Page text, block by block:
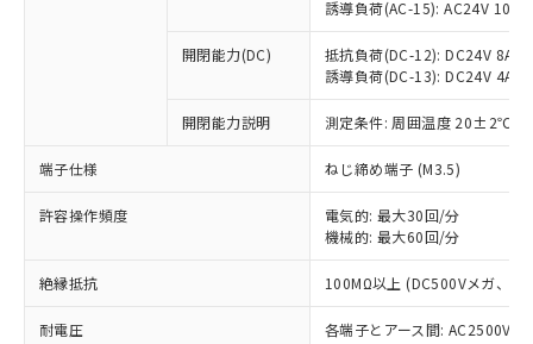
誘導負荷(AC-15): AC24V
開閉能力(DC)
抵抗負荷(DC-12): DC24V 8A/
誘導負荷(DC-13): DC24V 4A/
開閉能力説明 測定条件: 周囲温度 20±2℃、
端子仕様 ねじ締め端子 (M3.5)
許容操作頻度
電気的: 最大30回/分
機械的: 最大60回/分
絶縁抵抗 100MΩ以上 (DC500Vメガ、点
耐電圧
各端子とアース間: AC2500V
本サービスは、当社制御機器事業取扱
商品の当社在庫状況および標準価格
(税抜)を提供させていただくもので
当社制御機器事業取扱商品の中には、
本サービスの対象外となる商品もある
ことをご了承ください。
在庫状況および標準価格照会結果は、
記載している更新日時点での社内デー
タに基づき作成されるものであり、閲
覧された時点での実際の在庫および標
準価格とは異なる場合があることをご
調査・確認中：EU RoHS指令（10物質）の
非含有の対応状況を調査中または確認中の
非該当品：ライセンス料など無形物で、有
害物質有無と関係のない商品です。
仕入先様の事情により、非含有部品として
いたものが、含有品と判明した場合などや
むを得ず変更することがあります。
*EU RoHS指令（10物質）：
鉛(Pb) 1000ppm以下、 水銀(Hg) 1000ppm以下、 カド
六価クロム(Cr(Ⅵ)) 1000ppm以下、ポリ臭化ビフェニル
※1 中国RoHS○×表
「○」：最大均質材料含有率が中国RoHSの
基準値以下であることを示します。
「×」：最大均質材料含有率が中国RoHSの
基準値を超えていることを示します。
「－」：未確認です。当社販売部門へお問
*中国RoHS10物質の基準値 (GB/T26572)：
当社は、これら貴社製品のうち、外国
為替および外国貿易法に定める商品
（以下｢規制貨物等」という）を輸出
または国外への提供する場合は、日本
国政府の輸出許可(または役務取引許
可)を取得するなどの必要な手続きを